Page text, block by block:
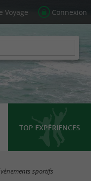
Voyage Connexion
TOP EXPÉRIENCES
Masquer la carte
sportifs